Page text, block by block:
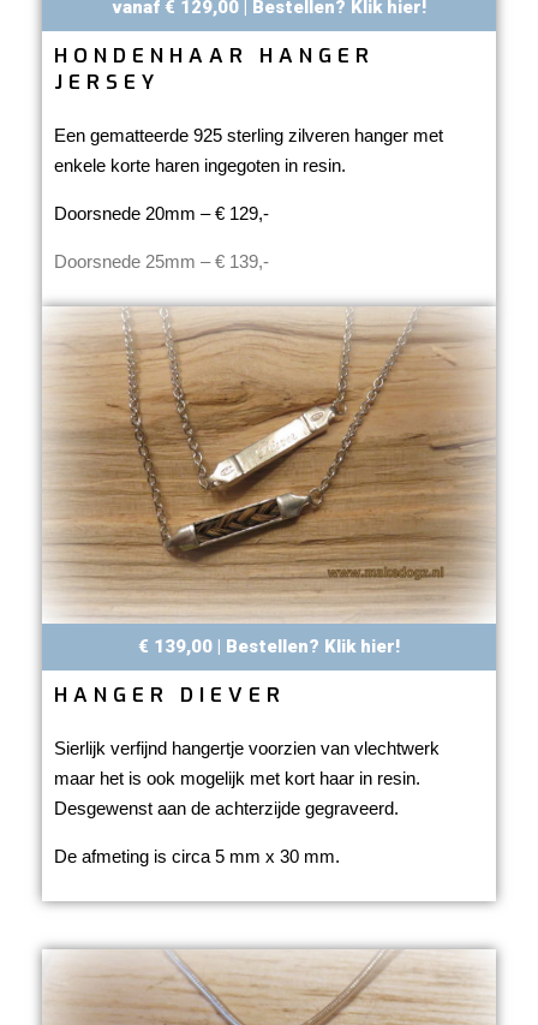
vanaf € 129,00 | Bestellen? Klik hier!
HONDENHAAR HANGER
JERSEY
Een gematteerde 925 sterling zilveren hanger met
enkele korte haren ingegoten in resin.
Doorsnede 20mm – € 129,-
Doorsnede 25mm – € 139,-
€ 139,00 | Bestellen? Klik hier!
HANGER DIEVER
Sierlijk verfijnd hangertje voorzien van vlechtwerk
maar het is ook mogelijk met kort haar in resin.
Desgewenst aan de achterzijde gegraveerd.
De afmeting is circa 5 mm x 30 mm.